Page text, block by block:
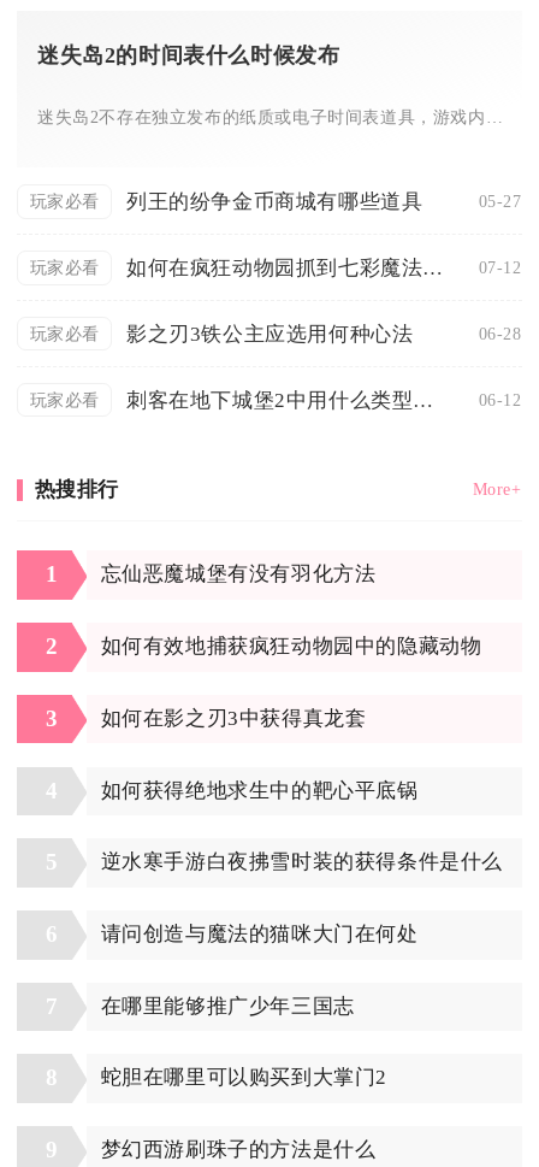
迷失岛2的时间表什么时候发布
玩家必看 列王的纷争金币商城有哪些道具 05-27
玩家必看 如何在疯狂动物园抓到七彩魔法牛王 07-12
玩家必看 影之刃3铁公主应选用何种心法 06-28
玩家必看 刺客在地下城堡2中用什么类型的符文较好 06-12
热搜排行 More+
1 忘仙恶魔城堡有没有羽化方法
2 如何有效地捕获疯狂动物园中的隐藏动物
3 如何在影之刃3中获得真龙套
4 如何获得绝地求生中的靶心平底锅
5 逆水寒手游白夜拂雪时装的获得条件是什么
6 请问创造与魔法的猫咪大门在何处
7 在哪里能够推广少年三国志
8 蛇胆在哪里可以购买到大掌门2
9 梦幻西游刷珠子的方法是什么